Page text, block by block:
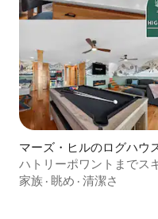
マーズ・ヒルのログハウ
ハトリーポワントまでス
•レクリエーションルーム
家族 · 眺め · 清潔さ